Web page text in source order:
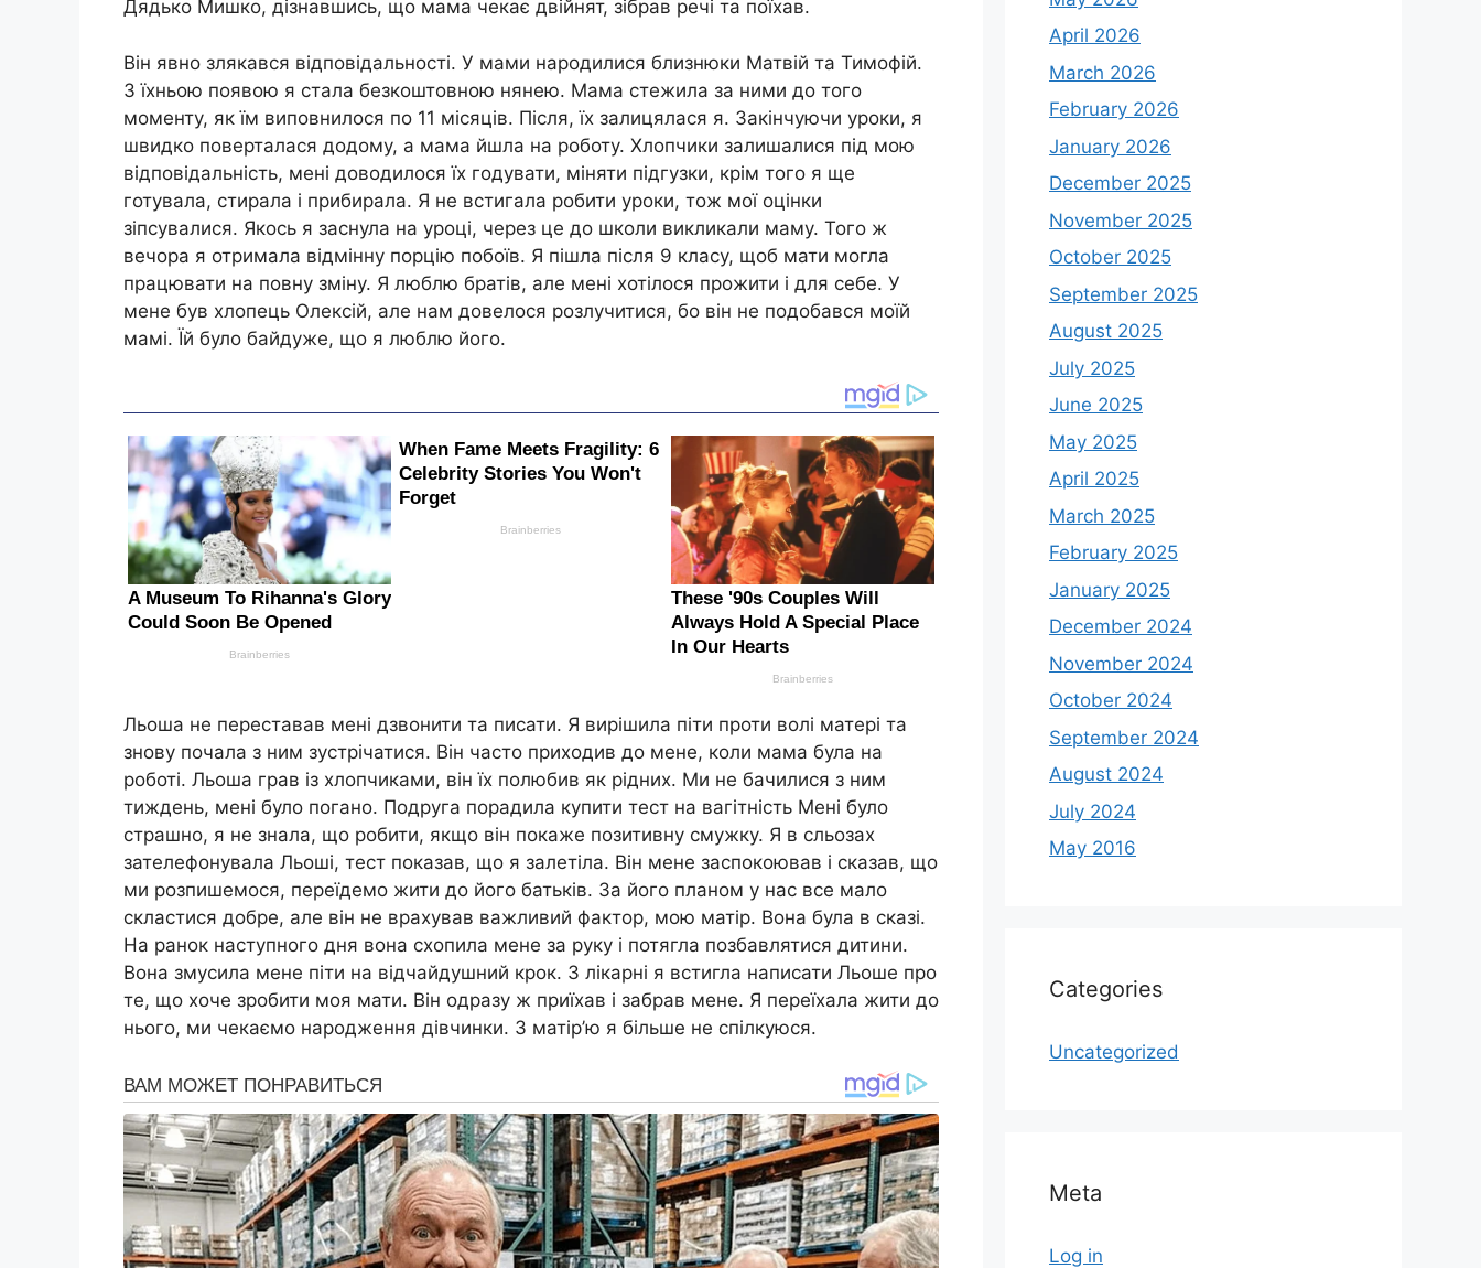
Дядько Мишко, дізнавшись, що мама чекає двійнят, зібрав речі та поїхав.
Він явно злякався відповідальності. У мами народилися близнюки Матвій та Тимофій.
З їхньою появою я стала безкоштовною нянею. Мама стежила за ними до того
моменту, як їм виповнилося по 11 місяців. Після, їх залицялася я. Закінчуючи уроки, я
швидко поверталася додому, а мама йшла на роботу. Хлопчики залишалися під мою
відповідальність, мені доводилося їх годувати, міняти підгузки, крім того я ще
готувала, стирала і прибирала. Я не встигала робити уроки, тож мої оцінки
зіпсувалися. Якось я заснула на уроці, через це до школи викликали маму. Того ж
вечора я отримала відмінну порцію побоїв. Я пішла після 9 класу, щоб мати могла
працювати на повну зміну. Я люблю братів, але мені хотілося прожити і для себе. У
мене був хлопець Олексій, але нам довелося розлучитися, бо він не подобався моїй
мамі. Їй було байдуже, що я люблю його.
Льоша не переставав мені дзвонити та писати. Я вирішила піти проти волі матері та
знову почала з ним зустрічатися. Він часто приходив до мене, коли мама була на
роботі. Льоша грав із хлопчиками, він їх полюбив як рідних. Ми не бачилися з ним
тиждень, мені було погано. Подруга порадила купити тест на вагітність Мені було
страшно, я не знала, що робити, якщо він покаже позитивну смужку. Я в сльозах
зателефонувала Льоші, тест показав, що я залетіла. Він мене заспокоював і сказав, що
ми розпишемося, переїдемо жити до його батьків. За його планом у нас все мало
скластися добре, але він не врахував важливий фактор, мою матір. Вона була в сказі.
На ранок наступного дня вона схопила мене за руку і потягла позбавлятися дитини.
Вона змусила мене піти на відчайдушний крок. З лікарні я встигла написати Льоше про
те, що хоче зробити моя мати. Він одразу ж приїхав і забрав мене. Я переїхала жити до
нього, ми чекаємо народження дівчинки. З матір’ю я більше не спілкуюся.
April 2026
March 2026
February 2026
January 2026
December 2025
November 2025
October 2025
September 2025
August 2025
July 2025
June 2025
May 2025
April 2025
March 2025
February 2025
January 2025
December 2024
November 2024
October 2024
September 2024
August 2024
July 2024
May 2016
Categories
Uncategorized
Meta
Log in